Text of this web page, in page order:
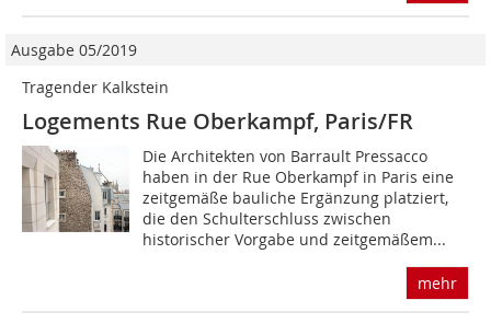
Ausgabe 05/2019
Tragender Kalkstein
Logements Rue Oberkampf, Paris/FR
Die Architekten von Barrault Pressacco
haben in der Rue Oberkampf in Paris eine
zeitgemäße bauliche Ergänzung platziert,
die den Schulterschluss zwischen
historischer Vorgabe und zeitgemäßem...
mehr